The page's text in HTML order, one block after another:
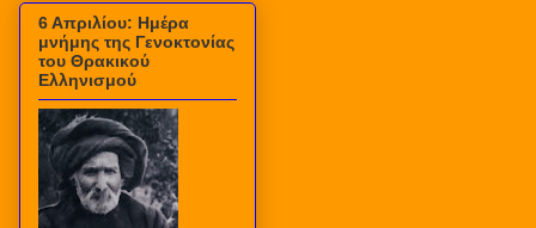
6 Απριλίου: Ημέρα
μνήμης της Γενοκτονίας
του Θρακικού
Ελληνισμού